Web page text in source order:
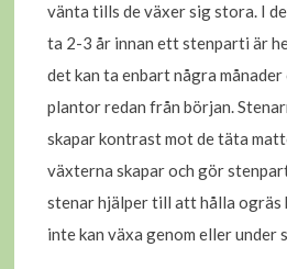
vänta tills de växer sig stora. I
ta 2-3 år innan ett stenparti är
det kan ta enbart några
plantor redan från början.
skapar kontrast mot de täta
växterna skapar och gör
stenar hjälper till att hålla
inte kan växa genom eller under